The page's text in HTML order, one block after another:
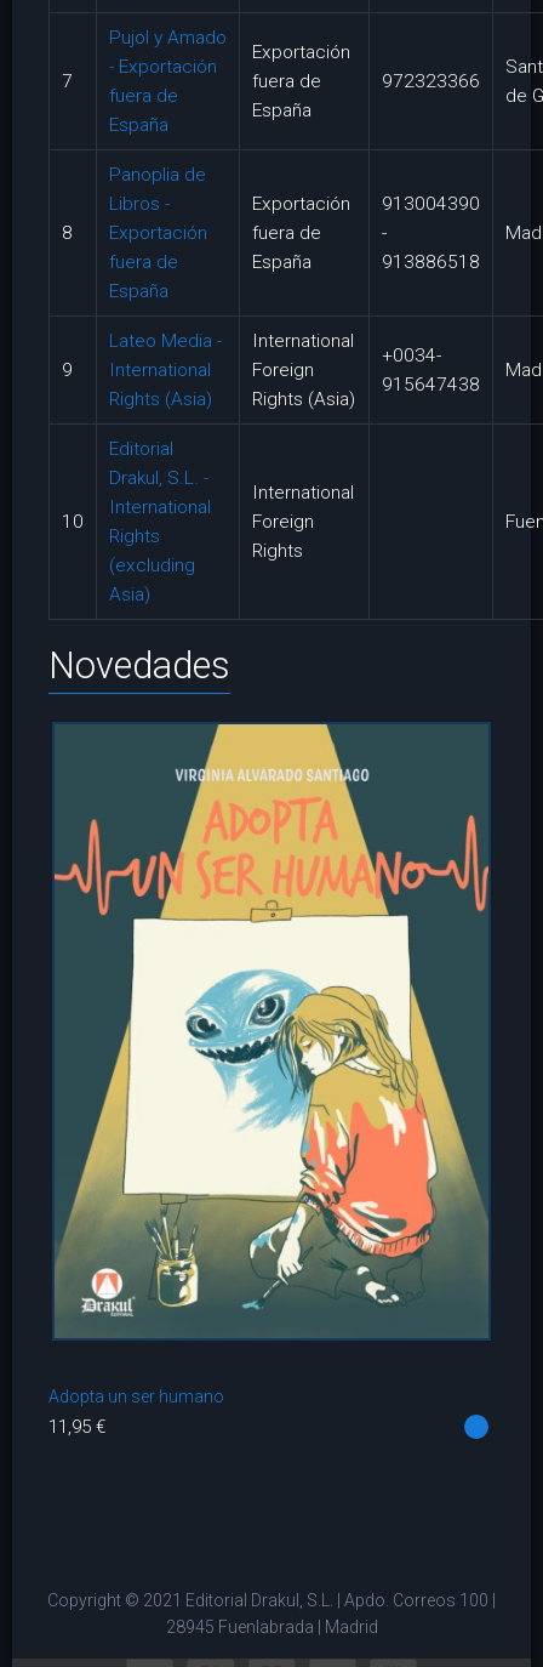
7
Pujol y Amado
- Exportación
fuera de
España
Exportación
fuera de
España
972323366
de
8
Panoplia de
Libros -
Exportación
fuera de
España
Exportación
fuera de
España
913004390
-
913886518
9
Lateo Media -
International
Rights (Asia)
International
Foreign
Rights (Asia)
+0034-
915647438
10
Editorial
Drakul, S.L. -
International
Rights
(excluding
Asia)
International
Foreign
Rights
Novedades
Adopta un ser humano
11,95 €
Copyright © 2021 Editorial Drakul, S.L. | Apdo. Correos 100 |
28945 Fuenlabrada | Madrid